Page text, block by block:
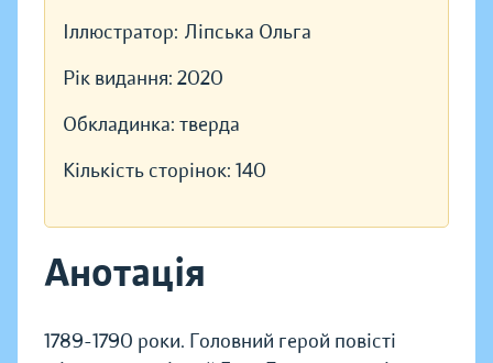
Іллюстратор: Ліпська Ольга
Рік видання: 2020
Обкладинка: тверда
Кількість сторінок: 140
Анотація
1789-1790 роки. Головний герой повісті